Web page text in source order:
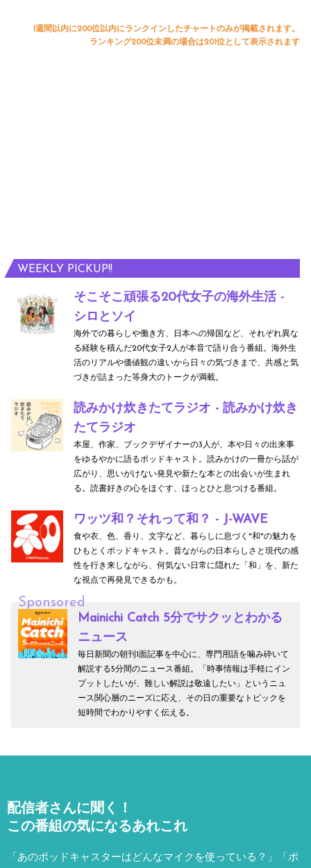
WEEKLY PICKUP!!
そこそこ頑張る20代女子の海外生活 -
シロとソイ
海外での暮らしや働き方、日本への帰国など、それぞれ異な
る経験を積んだ20代女子2人が本音で語り合う番組。海外生
活のリアルや価値観の違いから日々の気づきまで、共感と気
づきが詰まった等身大のトークが満載。
読みかけ炊きたてラジオ - 読みかけ炊き
たてラジオ
本屋、作家、ブックデザイナーの3人が、本や日々の出来事
をゆるやかに語るポッドキャスト。読みかけの一冊から話が
広がり、思いがけない発見や新たな本との出会いが生まれ
る。読書好きの心をほぐす、ほっとひと息つける番組。
ワッツ和？それって和？ - J-WAVE
食や衣、色、香り、文字など、暮らしに息づく"和"の魅力を
ひもとくポッドキャスト。昔ながらの日本らしさと現代の感
性を行き来しながら、何気ない日常に隠れた「和」を、新た
な視点で再発見できるかも。
Sponsored
Mainichi Catch 5分でサクッとわかる
ニュース
毎日新聞の朝刊1面記事を中心に、専門用語を噛み砕いて
解説する5分間のニュース番組。「時事情報は手軽にイン
プットしたいが、難しい解説は敬遠したい」というニュ
ース関心層のニーズに応え、その日の重要なトピックを
短時間でわかりやすく伝える。
1週間以内に200位以内にランクインしたチャートのみが掲載されます。
ランキング200位未満の場合は201位として表示されます
配信者さんに聞く！
この番組の気になるあれこれ
「あのポッドキャスターはどんなマイクを使っている？」「ポ